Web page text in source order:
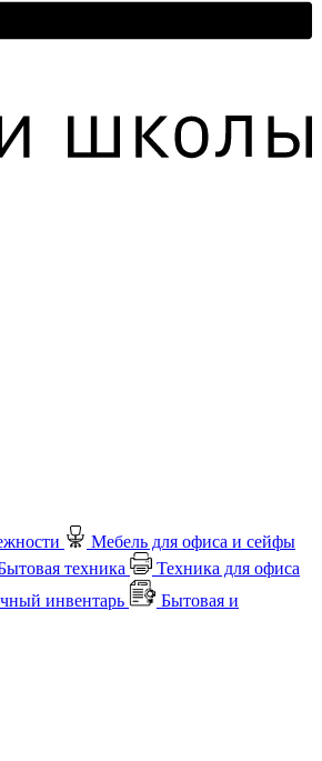
Мебель для офиса и сейфы
техника
Техника для офиса
инвентарь
Бытовая и